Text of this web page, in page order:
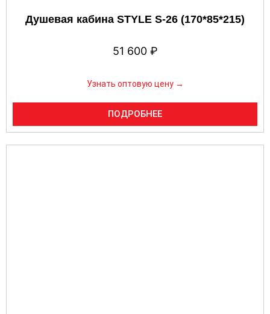
Душевая кабина STYLE S-26 (170*85*215)
51 600 ₽
Узнать оптовую цену →
ПОДРОБНЕЕ